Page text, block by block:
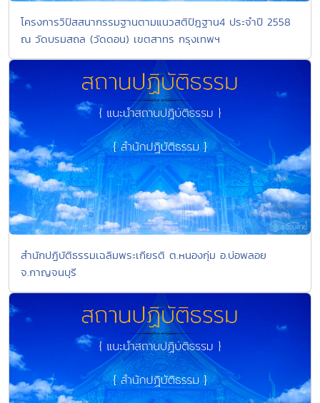
โครงการวิปัสสนากรรมฐานตามแนวสติปัฎฐาน4 ประจำปี 2558
ณ วัดบรมสถล (วัดดอน) เขตสาทร กรุงเทพฯ
สำนักปฏิบัติธรรมเฉลิมพระเกียรติ ต.หนองกุ่ม อ.บ่อพลอย
จ.กาญจนบุรี